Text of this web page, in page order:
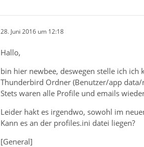
28. Juni 2016 um 12:18
Hallo,
bin hier newbee, deswegen stelle ich
Thunderbird Ordner (Benutzer/app
Stets waren alle Profile und emails
Leider hakt es irgendwo, sowohl im
Kann es an der profiles.ini datei liegen?
[General]